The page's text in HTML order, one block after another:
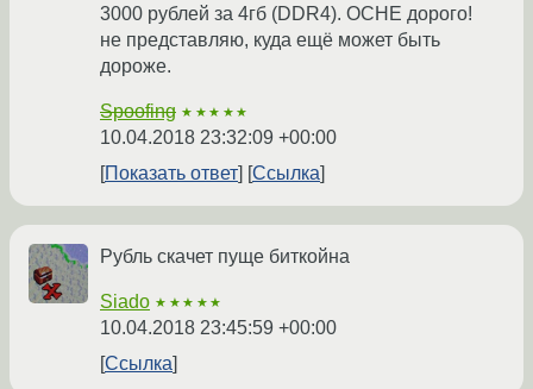
3000 рублей за 4гб (DDR4). OCHE дорого!
не представляю, куда ещё может быть
дороже.
Spoofing ★★★★★
10.04.2018 23:32:09 +00:00
Показать ответ
Ссылка
Рубль скачет пуще биткойна
Siado ★★★★★
10.04.2018 23:45:59 +00:00
Ссылка